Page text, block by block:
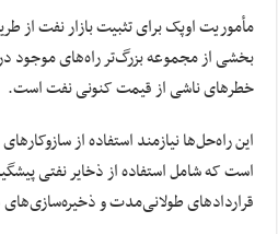
مأموریت اوپک برای تثبیت بازار نفت از
بخشی از مجموعه بزرگ‌تر راه‌های موجود
خطرهای ناشی از قیمت کنونی نفت است.
این ‌راه‌حل‌ها نیازمند استفاده از
است که شامل استفاده از ذخایر نفتی
قراردادهای طولانی‌مدت و